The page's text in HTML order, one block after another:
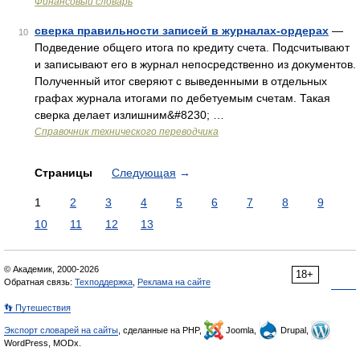
10 сверка правильности записей в журналах-ордерах —
Подведение общего итога по кредиту счета. Подсчитывают
и записывают его в журнал непосредственно из документов.
Полученный итог сверяют с выведенными в отдельных
графах журнала итогами по дебетуемым счетам. Такая
сверка делает излишним&#8230; …
Справочник технического переводчика
Страницы Следующая →
1 2 3 4 5 6 7 8
9
10
11 12 13
18+
© Академик, 2000-2026
Обратная связь: Техподдержка Реклама на сайте
👣 Путешествия
Экспорт словарей на сайты , сделанные на PHP, Joomla,
Drupal,
WordPress, MODx.